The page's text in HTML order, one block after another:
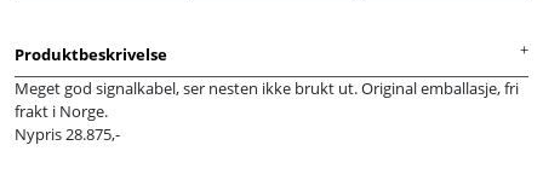
Produktbeskrivelse
Meget god signalkabel, ser nesten ikke brukt ut. Original emballasje, fri
frakt i Norge.
Nypris 28.875,-